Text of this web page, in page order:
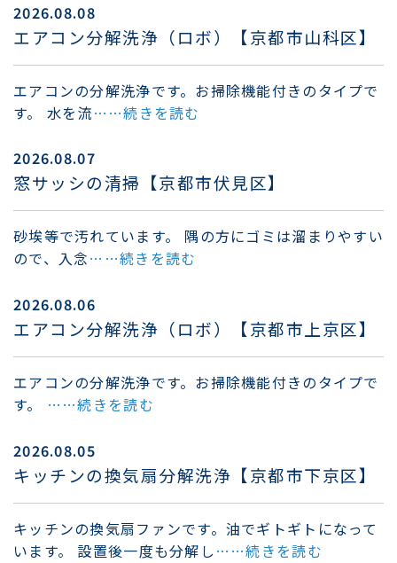
2026.08.08
エアコン分解洗浄（ロボ）【京都市山科区】
エアコンの分解洗浄です。お掃除機能付きのタイプで
す。 水を流……続きを読む
2026.08.07
窓サッシの清掃【京都市伏見区】
砂埃等で汚れています。 隅の方にゴミは溜まりやすい
ので、入念……続きを読む
2026.08.06
エアコン分解洗浄（ロボ）【京都市上京区】
エアコンの分解洗浄です。お掃除機能付きのタイプで
す。 ……続きを読む
2026.08.05
キッチンの換気扇分解洗浄【京都市下京区】
キッチンの換気扇ファンです。油でギトギトになって
います。 設置後一度も分解し ……続きを読む